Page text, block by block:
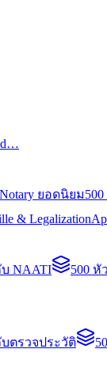
ยอดนิยม
& Legalization
NAATI 500
บตรวจประวัติ